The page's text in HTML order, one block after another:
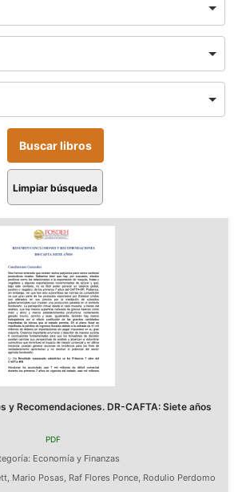
Limpiar búsqueda
y Recomendaciones. DR-CAFTA: Siete años
PDF
Economía y Finanzas
, Mario Posas, Raf Flores Ponce, Rodulio Perdomo